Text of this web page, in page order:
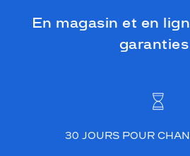
En magasin et en
30 JOURS POUR